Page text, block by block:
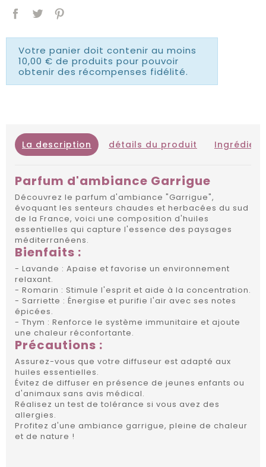
Votre panier doit contenir au moins
10,00 € de produits pour pouvoir
obtenir des récompenses fidélité.
La description détails du produit
Parfum d'ambiance Garrigue
Découvrez le parfum d'ambiance "Garrigue",
évoquant les senteurs chaudes et herbacées du sud
de la France, voici une composition d'huiles
essentielles qui capture l'essence des paysages
méditerranéens.
Bienfaits :
- Lavande : Apaise et favorise un environnement
relaxant.
- Romarin : Stimule l'esprit et aide à la concentration.
- Sarriette : Énergise et purifie l'air avec ses notes
épicées.
- Thym : Renforce le système immunitaire et ajoute
une chaleur réconfortante.
Précautions :
Assurez-vous que votre diffuseur est adapté aux
huiles essentielles.
Évitez de diffuser en présence de jeunes enfants ou
d'animaux sans avis médical.
Réalisez un test de tolérance si vous avez des
allergies.
Profitez d'une ambiance garrigue, pleine de chaleur
et de nature !